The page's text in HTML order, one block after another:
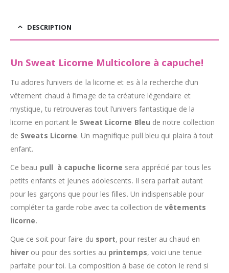
DESCRIPTION
Un Sweat Licorne Multicolore à capuche!
Tu adores l’univers de la licorne et es à la recherche d’un
vêtement chaud à l’image de ta créature légendaire et
mystique, tu retrouveras tout l’univers fantastique de la
licorne en portant le Sweat Licorne Bleu de notre collection
de Sweats Licorne. Un magnifique pull bleu qui plaira à tout
enfant.
Ce beau pull à capuche licorne sera apprécié par tous les
petits enfants et jeunes adolescents. Il sera parfait autant
pour les garçons que pour les filles. Un indispensable pour
compléter ta garde robe avec ta collection devêtements
licorne.
Que ce soit pour faire du sport, pour rester au chaud en
hiver ou pour des sorties au printemps, voici une tenue
parfaite pour toi. La composition à base de coton le rend si